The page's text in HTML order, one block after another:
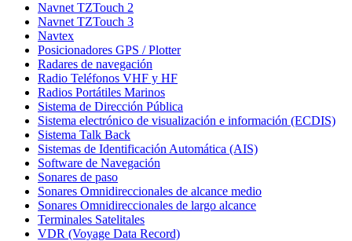
Navnet TZTouch 2
Navnet TZTouch 3
Navtex
Posicionadores GPS / Plotter
Radares de navegación
Radio Teléfonos VHF y HF
Radios Portátiles Marinos
Sistema de Dirección Pública
Sistema electrónico de visualización e información (ECDIS)
Sistema Talk Back
Sistemas de Identificación Automática (AIS)
Software de Navegación
Sonares de paso
Sonares Omnidireccionales de alcance medio
Sonares Omnidireccionales de largo alcance
Terminales Satelitales
VDR (Voyage Data Record)